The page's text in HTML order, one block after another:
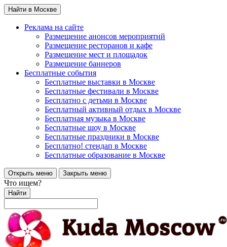
Найти в Москве
Реклама на сайте
Размещение анонсов мероприятий
Размещение ресторанов и кафе
Размещение мест и площадок
Размещение баннеров
Бесплатные события
Бесплатные выставки в Москве
Бесплатные фестивали в Москве
Бесплатно с детьми в Москве
Бесплатный активный отдых в Москве
Бесплатная музыка в Москве
Бесплатные шоу в Москве
Бесплатные праздники в Москве
Бесплатно! стендап в Москве
Бесплатные образование в Москве
Открыть меню Закрыть меню
Что ищем?
Найти